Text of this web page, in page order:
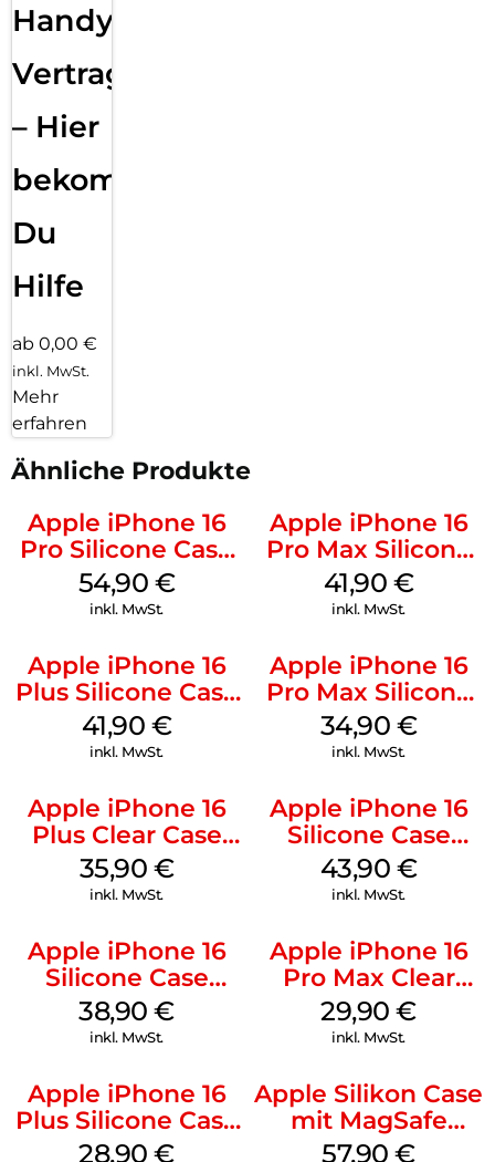
Handy
Vertragsabwicklung
– Hier
bekommst
Du
Hilfe
ab 0,00 €
inkl. MwSt.
Mehr
erfahren
Ähnliche Produkte
Apple iPhone 16
Pro Silicone Case
MagSafe Black
54,90 €
inkl. MwSt.
Apple iPhone 16
Pro Max Silicone
Case MagSafe
Ultramarine
41,90 €
inkl. MwSt.
Apple iPhone 16
Plus Silicone Case
MagSafe Stone
Gray
41,90 €
inkl. MwSt.
Apple iPhone 16
Pro Max Silicone
Case MagSafe
Denim
34,90 €
inkl. MwSt.
Apple iPhone 16
Plus Clear Case
MagSafe
Transparent
35,90 €
inkl. MwSt.
Apple iPhone 16
Silicone Case
MagSafe Plum
43,90 €
inkl. MwSt.
Apple iPhone 16
Silicone Case
MagSafe
Ultramarine
38,90€
inkl. MwSt.
Apple iPhone 16
Pro Max Clear
Case MagSafe
Transparent
29,90€
inkl. MwSt.
Apple iPhone 16
Plus Silicone Case
MagSafe Black
28,90€
Apple Silikon Case
mit MagSafe
iPhone 14 Pro
57,90€